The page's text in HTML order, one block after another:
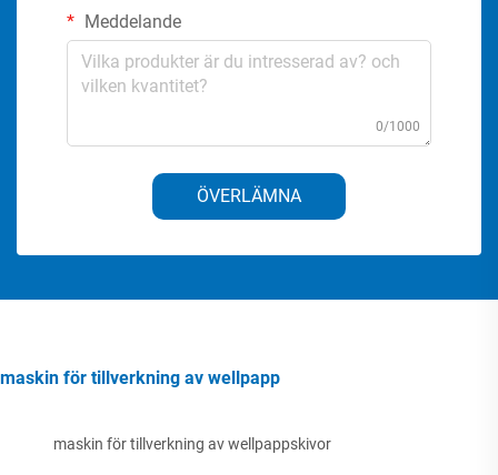
Meddelande
0/1000
ÖVERLÄMNA
maskin för tillverkning av wellpapp
maskin för tillverkning av wellpappskivor